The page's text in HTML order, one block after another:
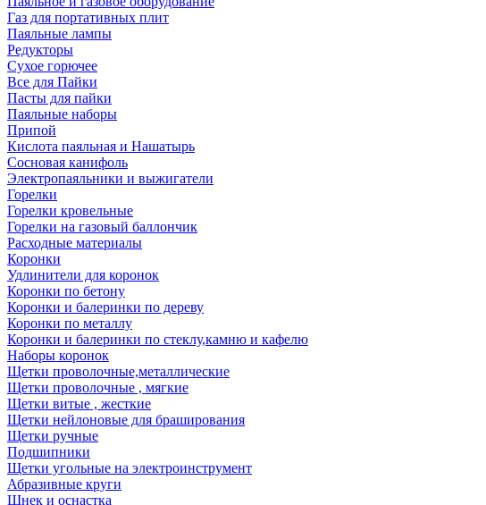
Газ для портативных плит
Паяльные лампы
Редукторы
Сухое горючее
Все для Пайки
Пасты для пайки
Паяльные наборы
Припой
Кислота паяльная и Нашатырь
Сосновая канифоль
Электропаяльники и выжигатели
Горелки
Горелки кровельные
Горелки на газовый баллончик
Расходные материалы
Коронки
Удлинители для коронок
Коронки по бетону
Коронки и балеринки по дереву
Коронки по металлу
Коронки и балеринки по стеклу,камню и кафелю
Наборы коронок
Щетки проволочные,металлические
Щетки проволочные , мягкие
Щетки витые , жесткие
Щетки нейлоновые для браширования
Щетки ручные
Подшипники
Щетки угольные на электроинструмент
Абразивные круги
Шнек и оснастка